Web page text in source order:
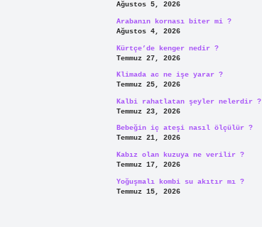
Ağustos 5, 2026
Arabanın kornası biter mi ?
Ağustos 4, 2026
Kürtçe’de kenger nedir ?
Temmuz 27, 2026
Klimada ac ne işe yarar ?
Temmuz 25, 2026
Kalbi rahatlatan şeyler nelerdir ?
Temmuz 23, 2026
Bebeğin iç ateşi nasıl ölçülür ?
Temmuz 21, 2026
Kabız olan kuzuya ne verilir ?
Temmuz 17, 2026
Yoğuşmalı kombi su akıtır mı ?
Temmuz 15, 2026